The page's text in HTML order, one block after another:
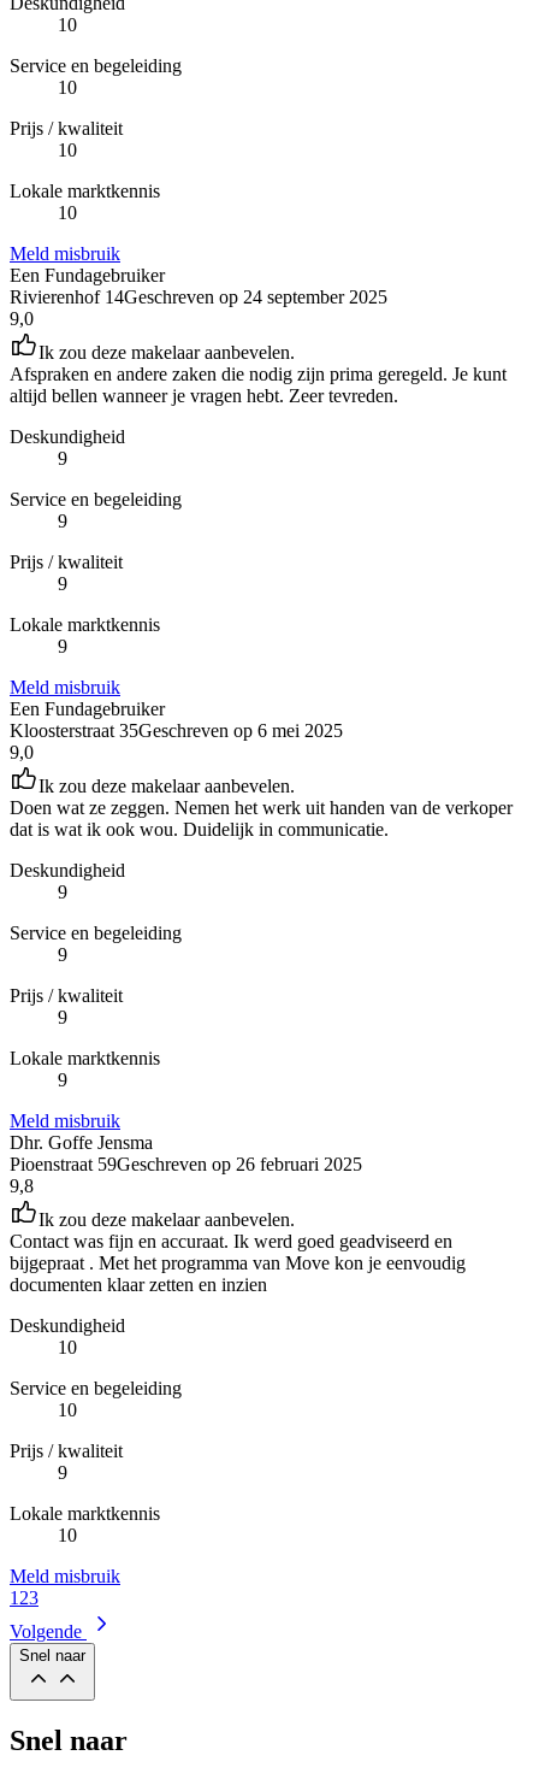
10
Service en begeleiding
10
Prijs / kwaliteit
10
Lokale marktkennis
10
Meld misbruik
Een Fundagebruiker
Rivierenhof 14Geschreven op 24 september 2025
9,0
Ik zou deze makelaar aanbevelen.
Afspraken en andere zaken die nodig zijn prima geregeld. Je kunt
altijd bellen wanneer je vragen hebt. Zeer tevreden.
Deskundigheid
9
Service en begeleiding
9
Prijs / kwaliteit
9
Lokale marktkennis
9
Meld misbruik
Een Fundagebruiker
Kloosterstraat 35Geschreven op 6 mei 2025
9,0
Ik zou deze makelaar aanbevelen.
Doen wat ze zeggen. Nemen het werk uit handen van de verkoper
dat is wat ik ook wou. Duidelijk in communicatie.
Deskundigheid
9
Service en begeleiding
9
Prijs / kwaliteit
9
Lokale marktkennis
9
Meld misbruik
Dhr. Goffe Jensma
Pioenstraat 59Geschreven op 26 februari 2025
9,8
Ik zou deze makelaar aanbevelen.
Contact was fijn en accuraat. Ik werd goed geadviseerd en
bijgepraat . Met het programma van Move kon je eenvoudig
documenten klaar zetten en inzien
Deskundigheid
10
Service en begeleiding
10
Prijs / kwaliteit
9
Lokale marktkennis
10
Meld misbruik
1 23
Volgende
Snel naar
Snel naar